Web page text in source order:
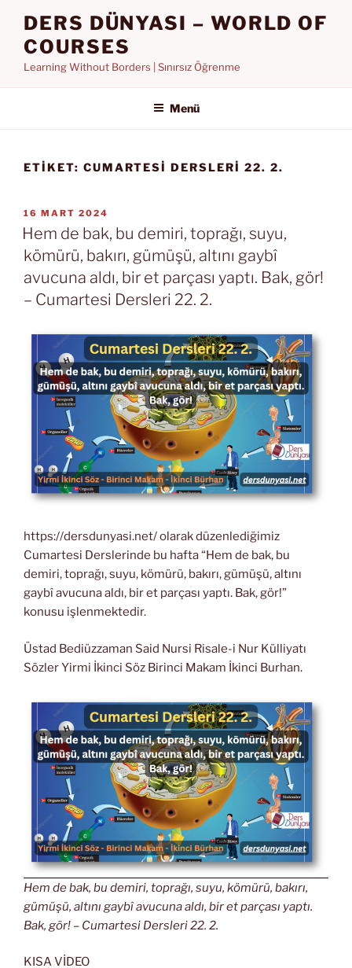
DERS DÜNYASI – WORLD OF
COURSES
Learning Without Borders | Sınırsız Öğrenme
Menü
ETIKET: CUMARTESI DERSLERI 22. 2.
YAYIM
TARIHI
16 MART 2024
Hem de bak, bu demiri, toprağı, suyu,
kömürü, bakırı, gümüşü, altını gaybî
avucuna aldı, bir et parçası yaptı. Bak, gör!
– Cumartesi Dersleri 22. 2.
https://dersdunyasi.net/ olarak düzenlediğimiz
Cumartesi Derslerinde bu hafta “Hem de bak, bu
demiri, toprağı, suyu, kömürü, bakırı, gümüşü, altını
gaybî avucuna aldı, bir et parçası yaptı. Bak, gör!”
konusu işlenmektedir.
Üstad Bediüzzaman Said Nursi Risale-i Nur Külliyatı
Sözler Yirmi İkinci Söz Birinci Makam İkinci Burhan.
Hem de bak, bu demiri, toprağı, suyu, kömürü, bakırı,
gümüşü, altını gaybî avucuna aldı, bir et parçası yaptı.
Bak, gör! – Cumartesi Dersleri 22. 2.
KISA VİDEO